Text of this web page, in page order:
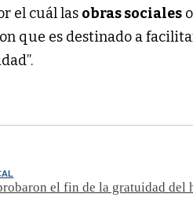
el cuál las obras sociales
que es destinado a
el fin de la gratuidad del